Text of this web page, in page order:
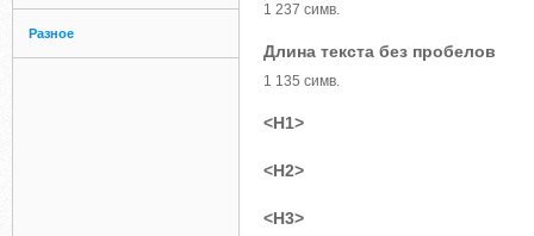
Разное
1 237 симв.
Длина текста без пробелов
1 135 симв.
<H1>
<H2>
<H3>